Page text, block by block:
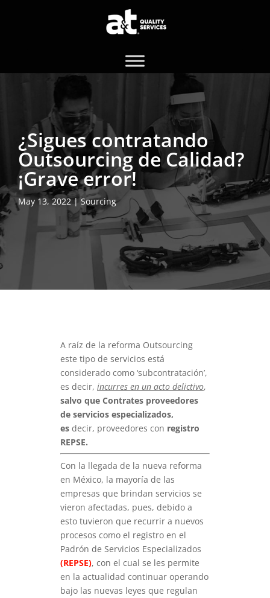
¿Sigues contratando
Outsourcing de Calidad?
¡Grave error!
May 13, 2022|Sourcing
A raíz de la reforma Outsourcing
este tipo de servicios está
considerado como ‘subcontratación’,
es decir, incurres en un acto delictivo,
salvo que Contrates proveedores
de servicios especializados,
es decir, proveedores con registro
REPSE.
Con la llegada de la nueva reforma
en México, la mayoría de las
empresas que brindan servicios se
vieron afectadas, pues, debido a
esto tuvieron que recurrir a nuevos
procesos como el registro en el
Padrón de Servicios Especializados
(REPSE), con el cual se les permite
en la actualidad continuar operando
bajo las nuevas leyes que regulan